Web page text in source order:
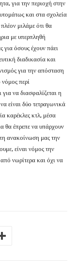
για την περιοχή στην
και στα σχολεία
μιλάμε ότι θα
με υπερπληθή
για όσους έχουν πάει
διαδικασία και
για την απόσταση
νόμος περί
να διασφαλίζεται η
είναι δύο τετραγωνικά
καρέκλες κτλ, μέσα
θα έπρεπε να υπάρχουν
ανακοίνωση μας την
είναι νόμος την
νωρίτερα και όχι να